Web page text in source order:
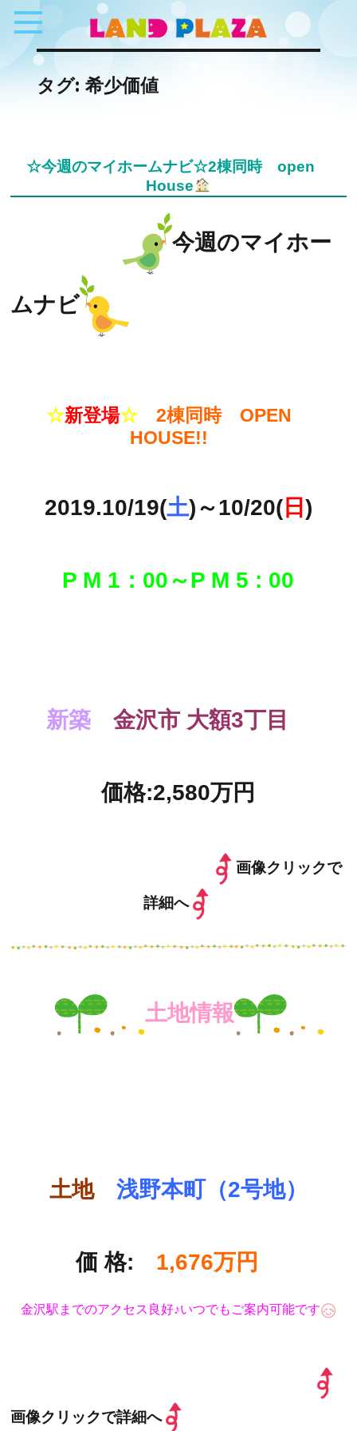
タグ: 希少価値
☆今週のマイホームナビ☆2棟同時 open
House
今週のマイホー
ムナビ
☆新登場☆ 2棟同時 OPEN
HOUSE!!
2019.10/19(土)～10/20(日 )
P M 1：00～P M 5 : 00
新築 金沢市 大額3丁目
価格:2,580万円
画像クリックで
詳細へ
土地情報
土地 浅野本町（2号地）
価 格: 1,676万円
金沢駅までのアクセス良好♪いつでもご案内可能です
画像クリックで詳細へ